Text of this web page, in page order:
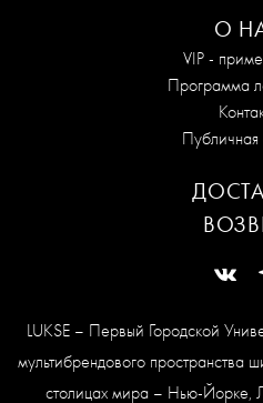
LUKSE – Первый Городской
мультибрендового пространства
столицах мира – Нью-
О
VIP -
Программа